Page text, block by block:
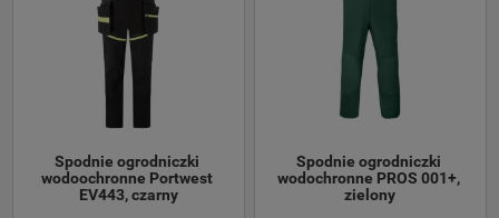
Spodnie ogrodniczki
wodoochronne Portwest
EV443, czarny
Spodnie ogrodniczki
wodochronne PROS 001+,
zielony